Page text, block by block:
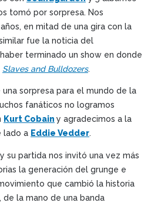
tomó por sorpresa. Nos
en mitad de una gira con la
fue la noticia del
terminado un show en donde
Slaves and Bulldozers.
sorpresa para el mundo de la
fanáticos no logramos
Kurt Cobain y agradecimos a la
lado a Eddie Vedder.
y su partida nos invitó una vez más
la generación del grunge e
que cambió la historia
de la mano de una banda